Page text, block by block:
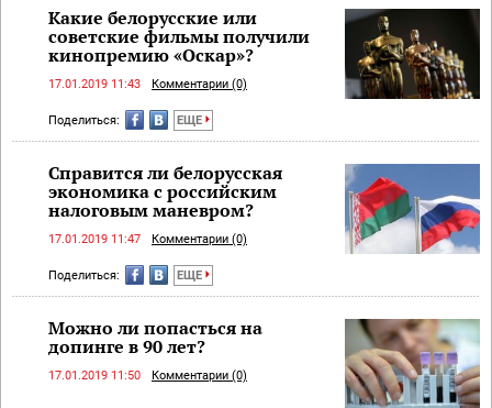
Какие белорусские или
советские фильмы получили
кинопремию «Оскар»?
17.01.2019 11:43 Комментарии (0)
Поделиться: ЕЩЕ
Справится ли белорусская
экономика с российским
налоговым маневром?
17.01.2019 11:47 Комментарии (0)
Поделиться: ЕЩЕ
Можно ли попасться на
допинге в 90 лет?
17.01.2019 11:50 Комментарии (0)